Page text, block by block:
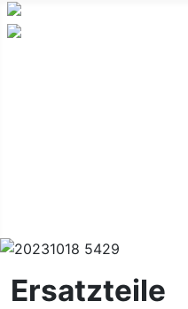
Ersatzteile